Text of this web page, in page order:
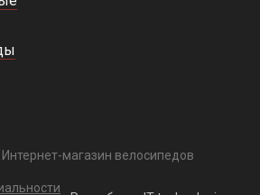
магазин велосипедов